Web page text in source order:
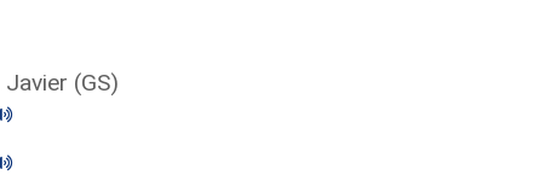
(GS)